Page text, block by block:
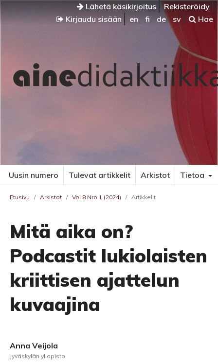
Lähetä käsikirjoitus
Rekisteröidy
Kirjaudu sisään
en fi de sv Hae
Uusin numero Tulevat artikkelit Arkistot Tietoa
Etusivu / Arkistot / Vol 8 Nro 1 (2024) / Artikkelit
Mitä aika on?
Podcastit lukiolaisten
kriittisen ajattelun
kuvaajina
Anna Veijola
Jyväskylän yliopisto